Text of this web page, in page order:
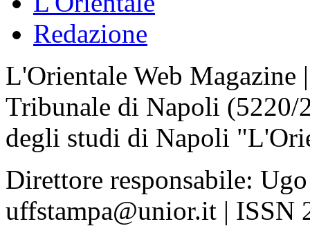
Redazione
L'Orientale Web Magazine
Tribunale di Napoli
degli studi di Napoli
Direttore responsabile:
uffstampa@unior.it | ISSN